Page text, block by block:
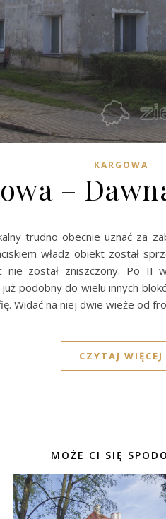
KARGOWA
–
trudno obecnie uznać za
władz obiekt został
nie został zniszczony. Po II
podobny do wielu innych
Widać na niej dwie wieże od
CZYTAJ WIĘCEJ
MOŻE CI SIĘ